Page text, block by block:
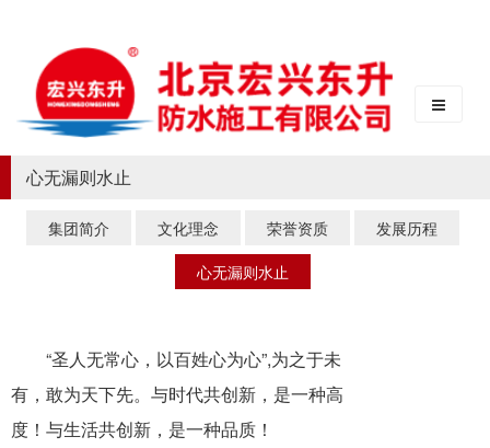
心无漏则水止
集团简介 文化理念 荣誉资质
发展历程
心无漏则水止
“圣人无常心，以百姓心为心”,为之于未
有，敢为天下先。与时代共创新，是一种高
度！与生活共创新，是一种品质！